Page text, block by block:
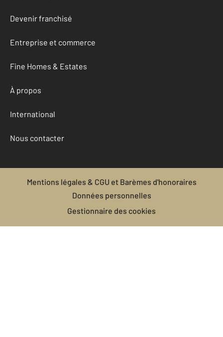
Devenir franchisé
Entreprise et commerce
Fine Homes & Estates
À propos
International
Nous contacter
Mentions légales & CGU et Barèmes d'honoraires
Données personnelles
Gestionnaire des cookies